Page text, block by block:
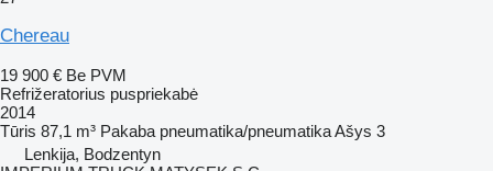
Chereau
19 900 € Be PVM
Refrižeratorius puspriekabė
2014
Tūris 87,1 m³ Pakaba pneumatika/pneumatikaAšys 3
Lenkija, Bodzentyn